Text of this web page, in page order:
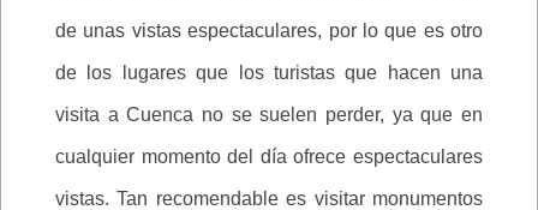
de unas vistas espectaculares, por lo que es otro
de los lugares que los turistas que hacen una
visita a Cuenca no se suelen perder, ya que en
cualquier momento del día ofrece espectaculares
vistas. Tan recomendable es visitar monumentos